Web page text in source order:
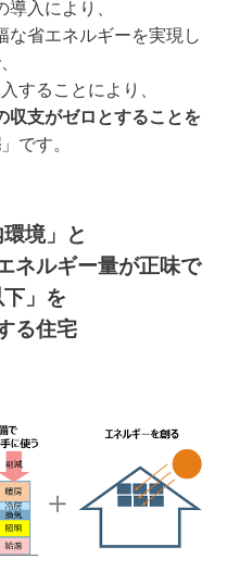
入により、
な省エネルギーを実現し
することにより、
収支がゼロとすることを
」です。
境」
と
ネルギー量が正味で
」
を
る住宅